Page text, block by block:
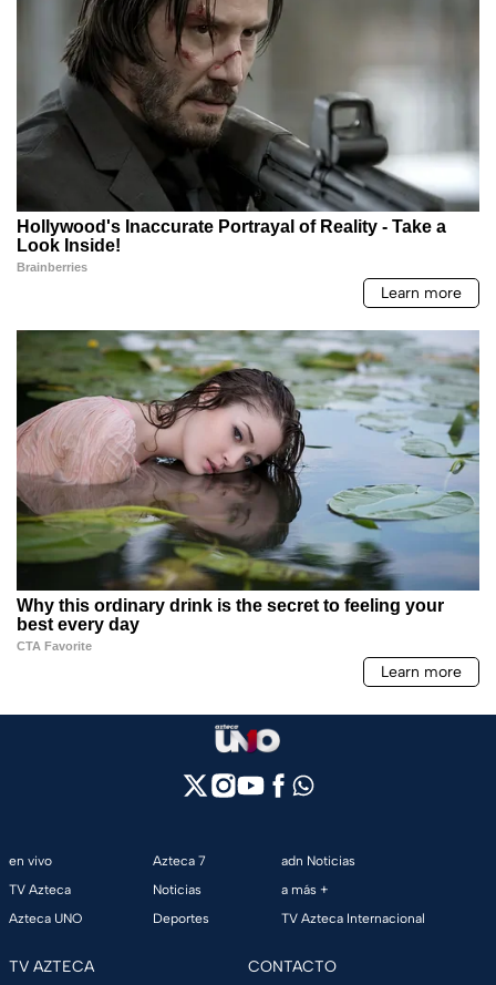
en vivo
TV Azteca
Azteca UNO
Azteca 7
Noticias
Deportes
adn Noticias
a más +
TV Azteca Internacional
TV AZTECA CONTACTO